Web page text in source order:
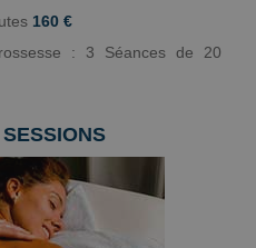
160 €
: 3 Séances de 20